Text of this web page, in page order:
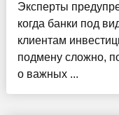
Эксперты
когда банки под
клиентам
подмену сложно,
о важных ...